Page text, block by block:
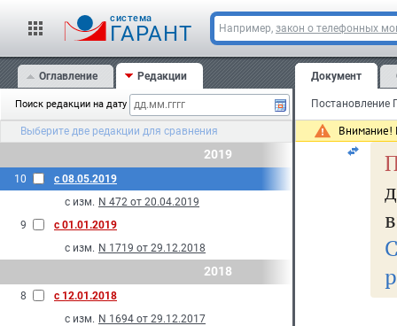
cистема
ГАРАНТ Например, закон о телефонных
Оглавление Редакции
Поиск редакции на дату
Выберите две редакции для сравнения
2019
10
с 08.05.2019
с изм. N 472 от 20.04.2019
9
с 01.01.2019
с изм. N 1719 от 29.12.2018
2018
8
с 12.01.2018
с изм. N 1694 от 29.12.2017
Документ
Внимание!
N